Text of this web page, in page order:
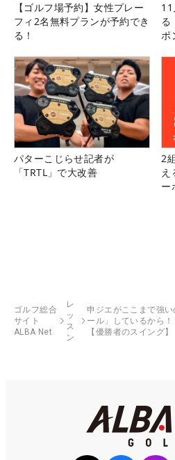
【ゴルフ場予約】女性プレー
フィ2名無料プランが予約でき
る！
11
る
ポ
パターこじらせ記者が
「TRTL」で大改善
2
え
ー
ゴルフ総合
サイト
ALBA Net
レ
ッ
ス
ン
申ジエがここまで強
ール」しているから
【優勝者のスイング】